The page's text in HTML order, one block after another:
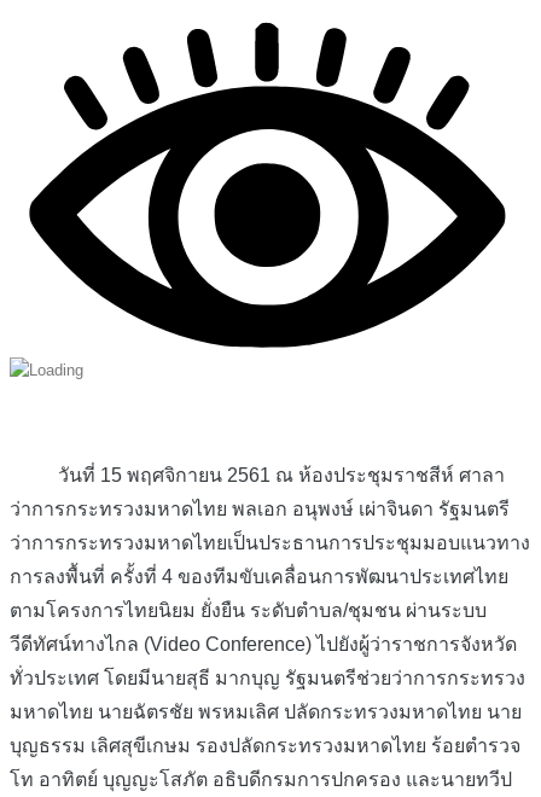
วันที่ 15 พฤศจิกายน 2561 ณ ห้องประชุมราชสีห์ ศาลา
ว่าการกระทรวงมหาดไทย พลเอก อนุพงษ์ เผ่าจินดา รัฐมนตรี
ว่าการกระทรวงมหาดไทยเป็นประธานการประชุมมอบแนวทาง
การลงพื้นที่ ครั้งที่ 4 ของทีมขับเคลื่อนการพัฒนาประเทศไทย
ตามโครงการไทยนิยม ยั่งยืน ระดับตำบล/ชุมชน ผ่านระบบ
วีดีทัศน์ทางไกล (Video Conference) ไปยังผู้ว่าราชการจังหวัด
ทั่วประเทศ โดยมีนายสุธี มากบุญ รัฐมนตรีช่วยว่าการกระทรวง
มหาดไทย นายฉัตรชัย พรหมเลิศ ปลัดกระทรวงมหาดไทย นาย
บุญธรรม เลิศสุขีเกษม รองปลัดกระทรวงมหาดไทย ร้อยตำรวจ
โท อาทิตย์ บุญญะโสภัต อธิบดีกรมการปกครอง และนายทวีป